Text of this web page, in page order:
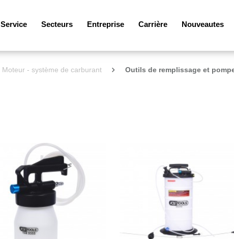
Service Secteurs Entreprise Carrière Nouveautes
Moteur - système de carburant Outils de remplissage et